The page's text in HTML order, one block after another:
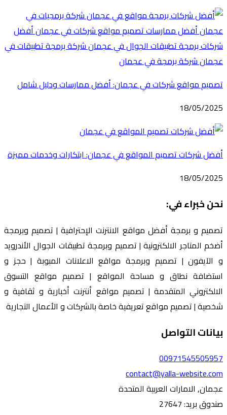
تصميم مواقع شركات في عجمان: أفضل ممارسات ودليل شامل
18/05/2025
أفضل شركات تصميم المواقع في عجمان: ابتكارات وخدمات مميزة
18/05/2025
نحن خبراء في:
تصميم و برمجة أفضل مواقع الانترنت الإحترافية | تصميم وبرمجة
أضخم المتاجر الالكترونية | تصميم وبرمجة تطبيقات الجوال الأندرويد
و الآيفون | تصميم وبرمجة مواقع الاعلانات المبوبة | حجز و
استضافة نطاق و مساحة المواقع | تصميم مواقع التسوق
الالكتروني المتقدمة | تصميم مواقع أنترنت أخبارية و ثقافية و
شخصية | تصميم مواقع تعريفية خاصة بالشركات و الأعمال التجارية
بيانات التواصل
00971545505957
contact@yalla-website.com
عجمان, الامارات العربية المتحدة
صندوق بريد: 27647